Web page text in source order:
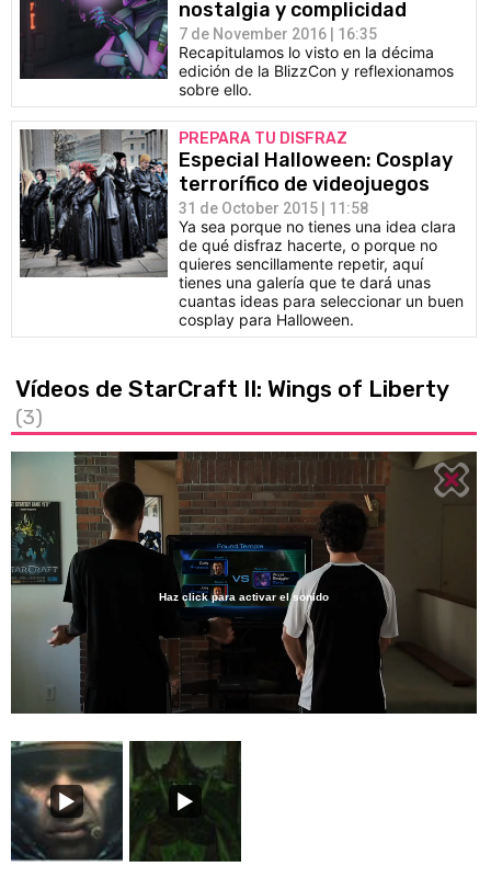
nostalgia y complicidad
7 de November 2016 | 16:35
Recapitulamos lo visto en la décima
edición de la BlizzCon y reflexionamos
sobre ello.
PREPARA TU DISFRAZ
Especial Halloween: Cosplay
terrorífico de videojuegos
31 de October 2015 | 11:58
Ya sea porque no tienes una idea clara
de qué disfraz hacerte, o porque no
quieres sencillamente repetir, aquí
tienes una galería que te dará unas
cuantas ideas para seleccionar un buen
cosplay para Halloween.
Vídeos de StarCraft II: Wings of Liberty
(3)
Unmute
Loaded
26.67%
Haz click para activar el sonido